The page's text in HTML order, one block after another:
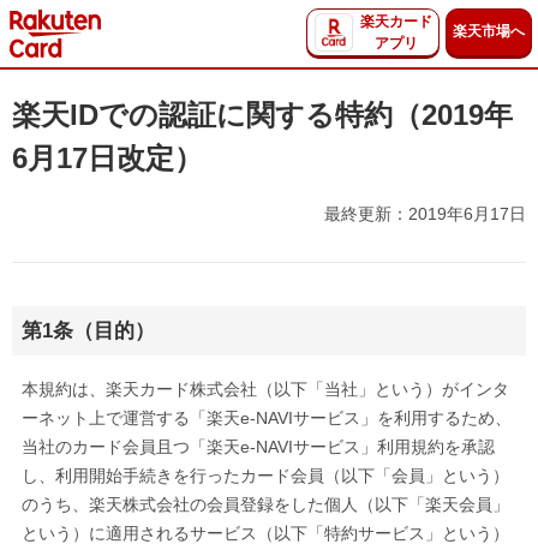
楽天カード
アプリ
楽天市場へ
楽天IDでの認証に関する特約（2019年
6月17日改定）
最終更新：2019年6月17日
第1条（目的）
本規約は、楽天カード株式会社（以下「当社」という）がインタ
ーネット上で運営する「楽天e-NAVIサービス」を利用するため、
当社のカード会員且つ「楽天e-NAVIサービス」利用規約を承認
し、利用開始手続きを行ったカード会員（以下「会員」という）
のうち、楽天株式会社の会員登録をした個人（以下「楽天会員」
という）に適用されるサービス（以下「特約サービス」という）